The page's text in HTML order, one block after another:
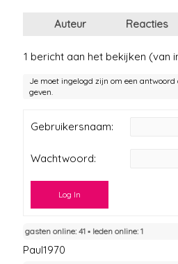
Auteur Reacties
1 bericht aan het bekijken (van
Je moet ingelogd zijn om een
geven.
Gebruikersnaam:
Wachtwoord:
Log In
gasten online: 41 ▪︎ leden online: 1
Paul1970